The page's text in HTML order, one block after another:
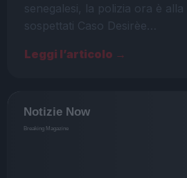
senegalesi, la polizia ora è
sospettati Caso Desirèe…
Leggi l’articolo →